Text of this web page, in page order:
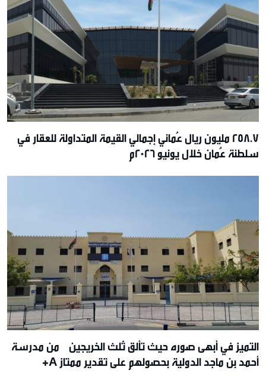
258.7 مليون ريال عُماني إجمالي القيمة المتداولة للعقار في
سلطنة عُمان خلال يونيو 2026م
التميز في أبهى صوره حيث تألق ثلث الخريجين من مدرسة
أحمد بن ماجد الدولية بحصولهم على تقدير ممتاز A+